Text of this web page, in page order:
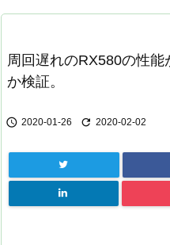
周回遅れのRX580の性
か検証。
 2020-01-26  2020-02-02